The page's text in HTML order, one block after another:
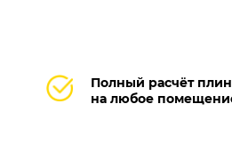
Полный расчёт
на любое